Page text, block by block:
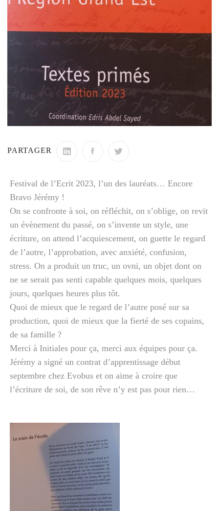
PARTAGER
Festival de l’Ecrit 2023, l’un des lauréats… Encore
Bravo Jérémy !
On se confronte à soi, on réfléchit, on s’oblige, on revit
un évènement du passé, on s’invente un style, une
écriture, on attend l’acquiescement, on guette le regard
de l’autre, l’approbation, avec anxiété, confusion,
stress. On a produit un truc, un ovni, un objet dont on
ne se serait pas senti capable quelques mois, quelques
jours, quelques heures plus tôt.
Quoi de mieux que le regard de l’autre posé sur sa
production, quoi de mieux que la fierté de ses copains,
de sa famille ?
Merci à Initiales pour ça, merci aux équipes pour ça.
Jérémy a signé un contrat d’apprentissage début
septembre chez Evobus et on aime à croire que
l’écriture de soi, de son rêve n’y est pas pour rien…